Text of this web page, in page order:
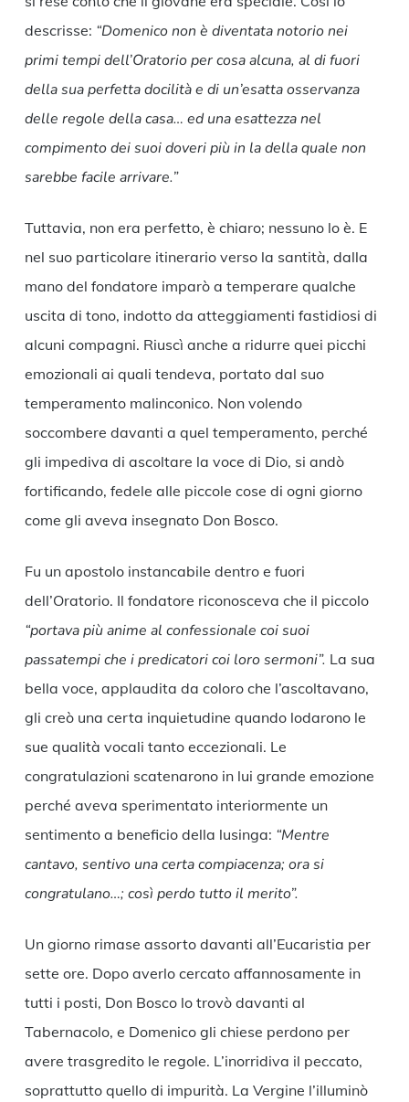
descrisse: “Domenico non è diventata notorio nei
primi tempi dell’Oratorio per cosa alcuna, al di fuori
della sua perfetta docilità e di un’esatta osservanza
delle regole della casa… ed una esattezza nel
compimento dei suoi doveri più in la della quale non
sarebbe facile arrivare.”
Tuttavia, non era perfetto, è chiaro; nessuno lo è. E
nel suo particolare itinerario verso la santità, dalla
mano del fondatore imparò a temperare qualche
uscita di tono, indotto da atteggiamenti fastidiosi di
alcuni compagni. Riuscì anche a ridurre quei picchi
emozionali ai quali tendeva, portato dal suo
temperamento malinconico. Non volendo
soccombere davanti a quel temperamento, perché
gli impediva di ascoltare la voce di Dio, si andò
fortificando, fedele alle piccole cose di ogni giorno
come gli aveva insegnato Don Bosco.
Fu un apostolo instancabile dentro e fuori
dell’Oratorio. Il fondatore riconosceva che il piccolo
“portava più anime al confessionale coi suoi
passatempi che i predicatori coi loro sermoni”. La sua
bella voce, applaudita da coloro che l’ascoltavano,
gli creò una certa inquietudine quando lodarono le
sue qualità vocali tanto eccezionali. Le
congratulazioni scatenarono in lui grande emozione
perché aveva sperimentato interiormente un
sentimento a beneficio della lusinga: “Mentre
cantavo, sentivo una certa compiacenza; ora si
congratulano…; così perdo tutto il merito”.
Un giorno rimase assorto davanti all’Eucaristia per
sette ore. Dopo averlo cercato affannosamente in
tutti i posti, Don Bosco lo trovò davanti al
Tabernacolo, e Domenico gli chiese perdono per
avere trasgredito le regole. L’inorridiva il peccato,
soprattutto quello di impurità. La Vergine l’illuminò